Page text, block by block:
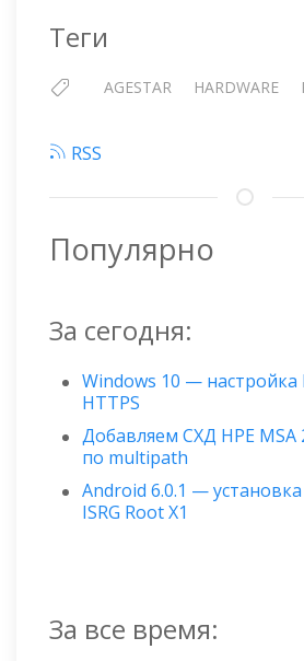
Теги
AGESTAR HARDWARE
RSS
Популярно
За сегодня:
Windows 10 — настройка
HTTPS
Добавляем СХД HPE MSA
по multipath
Android 6.0.1 —
ISRG Root X1
За все время: